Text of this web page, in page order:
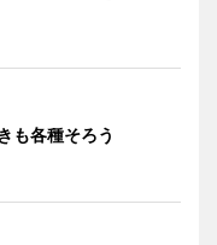
も各種そろう